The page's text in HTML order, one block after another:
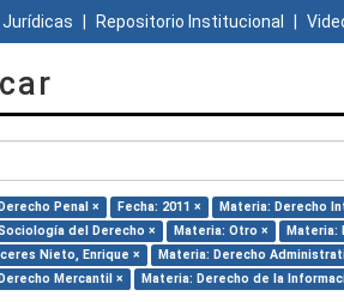
Jurídicas Repositorio Institucional
Penal × Fecha: 2011 × Materia: Derecho
del Derecho ×
Materia: Otro × Materia:
Nieto, Enrique ×
Materia: Derecho
Mercantil ×
Materia: Derecho de la